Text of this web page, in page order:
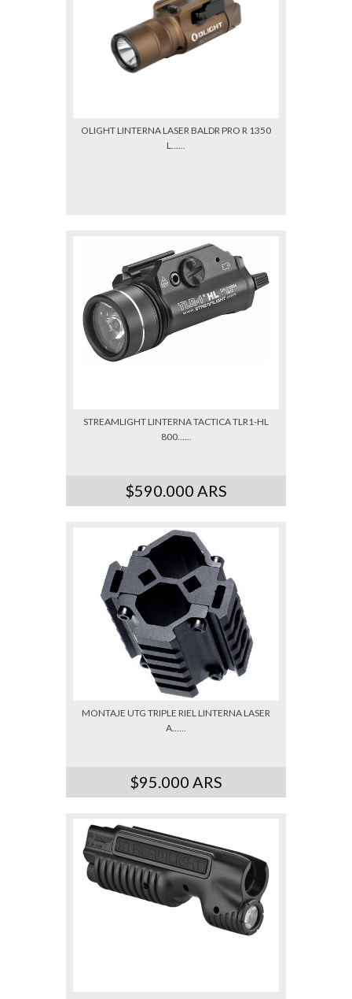
OLIGHT LINTERNA LASER BALDR PRO R 1350
L......
STREAMLIGHT LINTERNA TACTICA TLR1-HL
800......
$590.000 ARS
MONTAJE UTG TRIPLE RIEL LINTERNA LASER
A......
$95.000 ARS